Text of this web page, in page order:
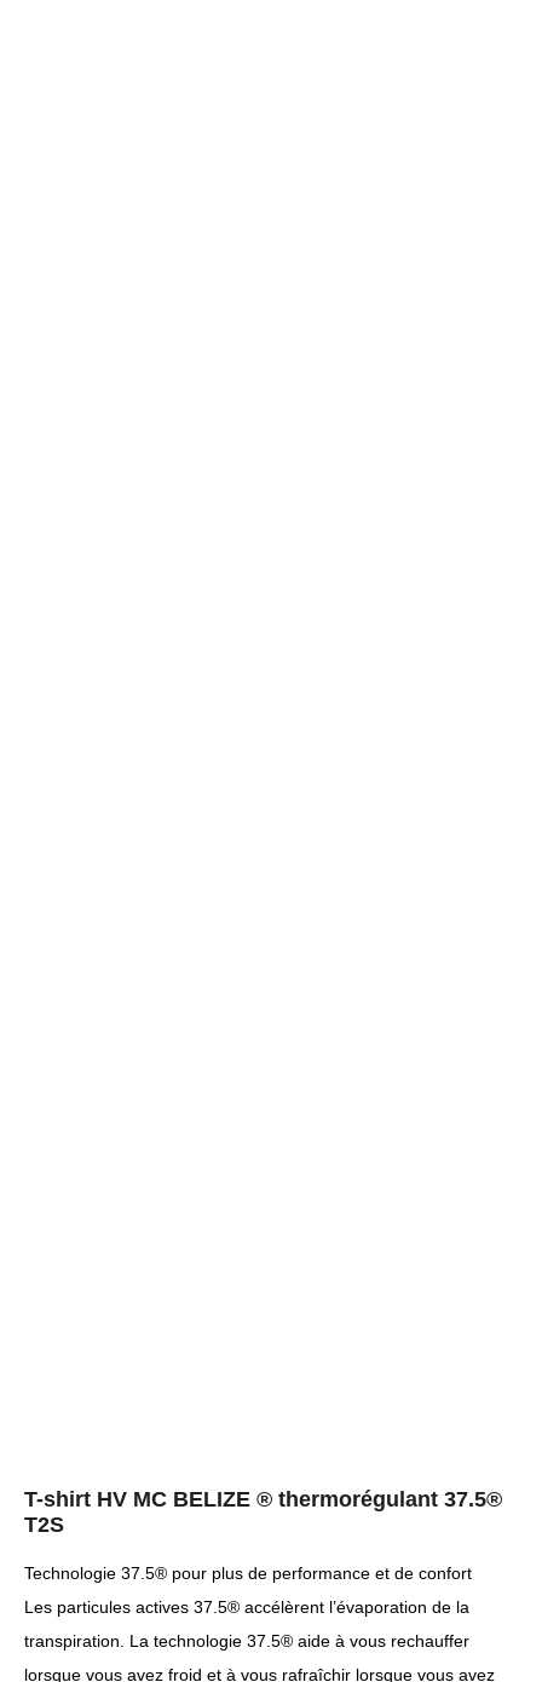
T-shirt HV MC BELIZE ® thermorégulant 37.5®
T2S
Technologie 37.5® pour plus de performance et de confort
Les particules actives 37.5® accélèrent l’évaporation de la
transpiration. La technologie 37.5® aide à vous rechauffer
lorsque vous avez froid et à vous rafraîchir lorsque vous avez